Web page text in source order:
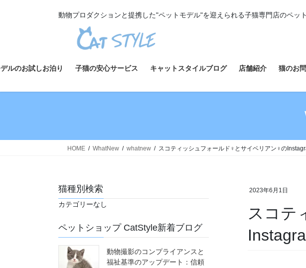
へ
ョ
動物プロダクションと提携した"ペットモデル"を迎えられる子猫専門店のペッ
ルのお試しお泊り 子猫の安心サービス キャットスタイルブログ 店舗紹介 猫のお
HOME WhatNew whatnew スコティッシュフォールド♀とサイベリアン♀の
2023年6月1日
スコテ
猫種別検索
カテゴリーなし
ペットショップ CatStyle新着ブログ
動物撮影のコンプライアンスと
福祉基準のアップデート：信頼